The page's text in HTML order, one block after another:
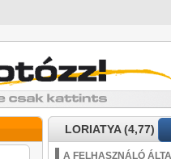
LORIATYA (4,77)
A FELHASZNÁLÓ